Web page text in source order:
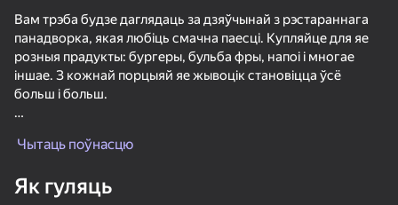
Cookie Clicker
Вам трэба будзе даглядаць за дзяўчынай з рэстараннага
панадворка, якая любіць смачна паесці. Купляйце для яе
розныя прадукты: бургеры, бульба фры, напоі і многае
іншае. З кожнай порцыяй яе жывоцік становіцца ўсё
больш і больш.
больш каштоўных "прадуктаў" ён вырабляе. А яны, у сваю
купляеце новае, яшчэ больш смачнае страва.
Чытаць поўнасцю
Як гуляць